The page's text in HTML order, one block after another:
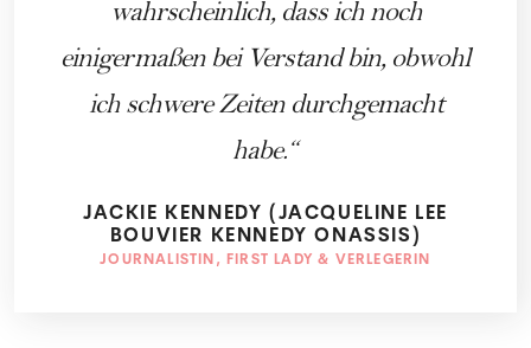
wahrscheinlich, dass ich noch
einigermaßen bei Verstand bin, obwohl
ich schwere Zeiten durchgemacht
habe.
JACKIE KENNEDY (JACQUELINE LEE
BOUVIER KENNEDY ONASSIS)
JOURNALISTIN, FIRST LADY & VERLEGERIN